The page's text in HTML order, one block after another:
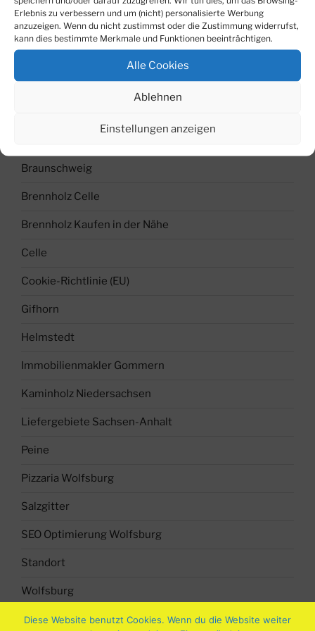
Erlebnis zu verbessern und um (nicht) personalisierte Werbung
anzuzeigen. Wenn du nicht zustimmst oder die Zustimmung widerrufst,
kann dies bestimmte Merkmale und Funktionen beeinträchtigen.
Alle Cookies
Ablehnen
Einstellungen anzeigen
LIEFERGEBIET NIEDERSACHSEN
Braunschweig
Brennholz Celle
Brennholz Kaufen in der Nähe
Celle
Cookie-Richtlinie (EU)
Gifhorn
Helmstedt
Immobilienmakler Gommern
Kaminholz Niedersachsen
Liefergebiete Sachsen-Anhalt
Peine
Pizzaria Wolfsburg
Salzgitter
SEO Optimierung Wolfsburg
Standort
Wolfsburg
Diese Website benutzt Cookies. Wenn du die Website weiter